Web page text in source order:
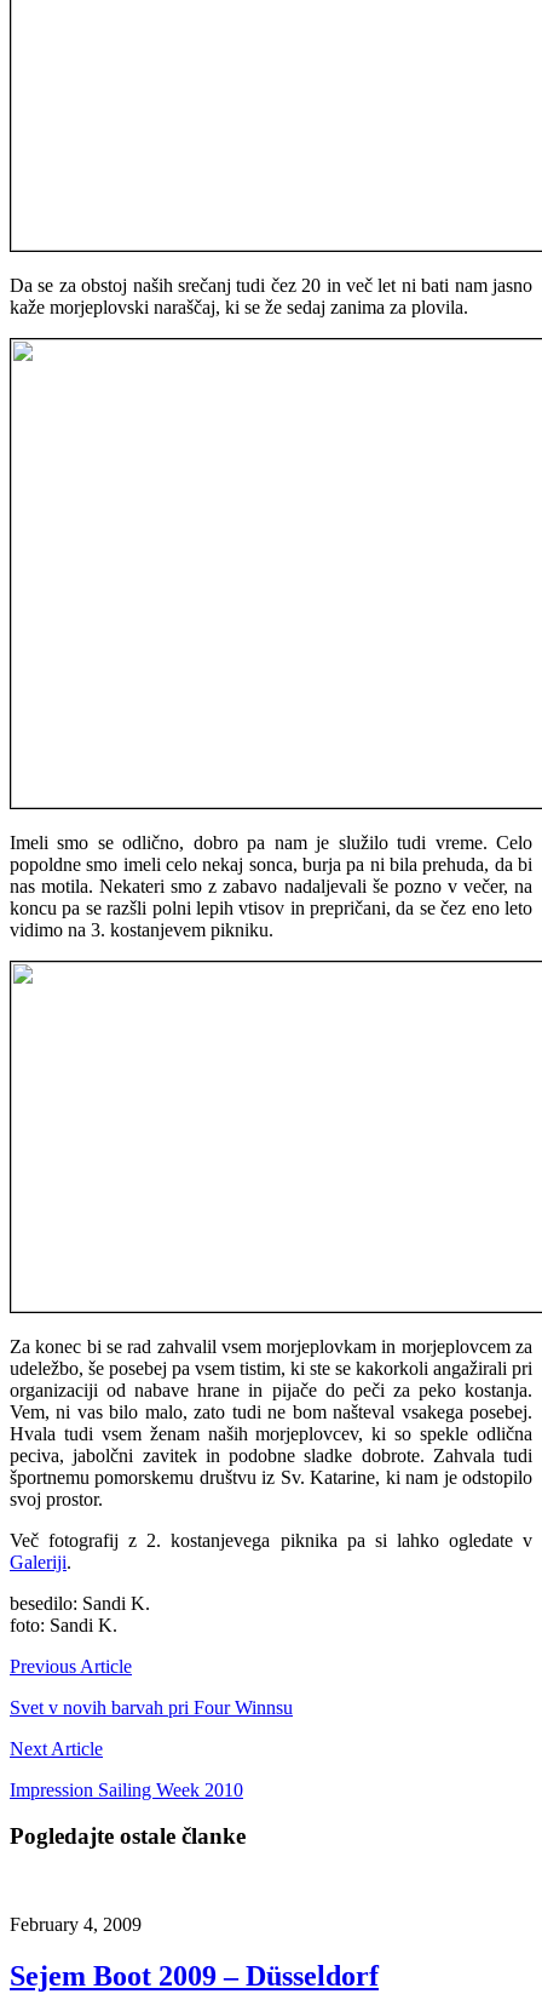
Da se za obstoj naših srečanj tudi čez 20 in več let ni bati nam jasno
kaže morjeplovski naraščaj, ki se že sedaj zanima za plovila.
Imeli smo se odlično, dobro pa nam je služilo tudi vreme. Celo
popoldne smo imeli celo nekaj sonca, burja pa ni bila prehuda, da bi
nas motila. Nekateri smo z zabavo nadaljevali še pozno v večer, na
koncu pa se razšli polni lepih vtisov in prepričani, da se čez eno leto
vidimo na 3. kostanjevem pikniku.
Za konec bi se rad zahvalil vsem morjeplovkam in morjeplovcem za
udeležbo, še posebej pa vsem tistim, ki ste se kakorkoli angažirali pri
organizaciji od nabave hrane in pijače do peči za peko kostanja.
Vem, ni vas bilo malo, zato tudi ne bom našteval vsakega posebej.
Hvala tudi vsem ženam naših morjeplovcev, ki so spekle odlična
peciva, jabolčni zavitek in podobne sladke dobrote. Zahvala tudi
športnemu pomorskemu društvu iz Sv. Katarine, ki nam je odstopilo
svoj prostor.
Več fotografij z 2. kostanjevega piknika pa si lahko ogledate v
Galeriji.
besedilo: Sandi K.
foto: Sandi K.
Previous Article
Svet v novih barvah pri Four Winnsu
Next Article
Impression Sailing Week 2010
Pogledajte ostale članke
February 4, 2009
Sejem Boot 2009 – Düsseldorf